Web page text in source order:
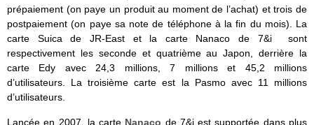
prépaiement (on paye un produit au moment de l’achat) et trois de
postpaiement (on paye sa note de téléphone à la fin du mois). La
carte Suica de JR-East et la carte Nanaco de 7&i sont
respectivement les seconde et quatrième au Japon, derrière la
carte Edy avec 24,3 millions, 7 millions et 45,2 millions
d’utilisateurs. La troisième carte est la Pasmo avec 11 millions
d’utilisateurs.
Lancée en 2007, la carte Nanaco de 7&i est supportée dans plus